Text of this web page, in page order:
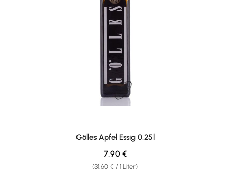
Gölles Apfel Essig 0,25l
(31,60 € / 1 Liter)
Regulärer Preis:
7,90 €